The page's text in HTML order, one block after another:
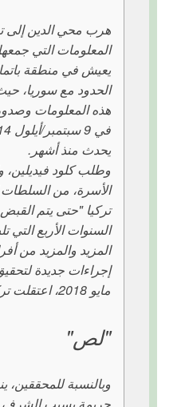
هرب محي الدين إلى
المعلومات التي
يعيش في منطقة
الحدود مع سوريا،
هذه المعلومات
يحدث منذ أشهر.
وطلب كلود فيديلين،
الأسرة، من
تركيا "حتى يتم
السنوات الأربع التي
المزيد والمزيد من
إجراءات جديدة
مايو 2018، اعتقلت تركيا محي الدين.
"لص"
وبالنسبة للمحققين،